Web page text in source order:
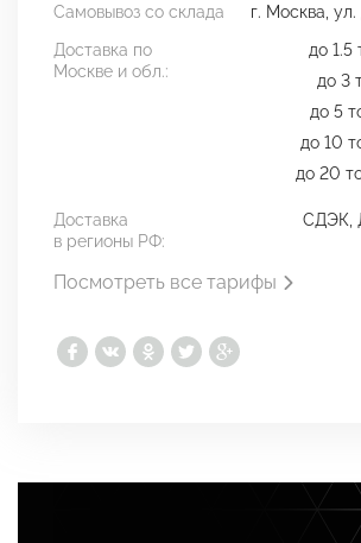
Самовывоз со склада
г. Москва,
Доставка по
Москве и обл.:
до 1.5
до 3
до 5
до 10
до 20
Доставка
в регионы РФ:
СДЭК,
Посмотреть все тарифы